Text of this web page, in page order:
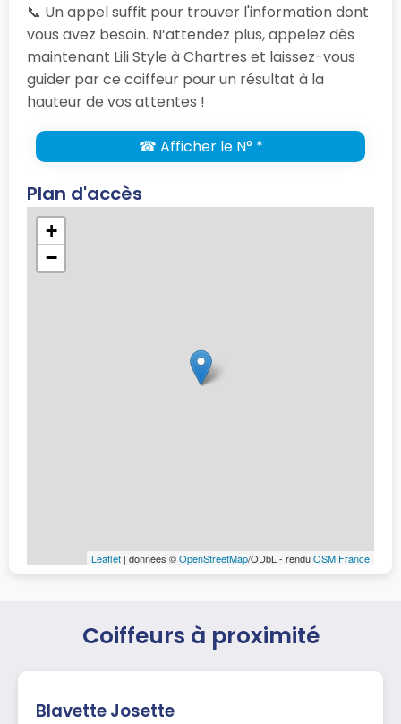
📞 Un appel suffit pour trouver l'information dont
vous avez besoin. N’attendez plus, appelez dès
maintenant Lili Style à Chartres et laissez-vous
guider par ce coiffeur pour un résultat à la
hauteur de vos attentes !
☎ Afficher le N° *
Plan d'accès
+
−
Leaflet | données ©OpenStreetMap/ODbL - renduOSM France
Coiffeurs à proximité
Blavette Josette